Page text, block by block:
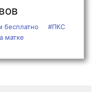
#ПКС
матке